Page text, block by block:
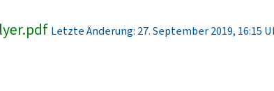
Letzte Änderung: 27. September 2019, 16:15